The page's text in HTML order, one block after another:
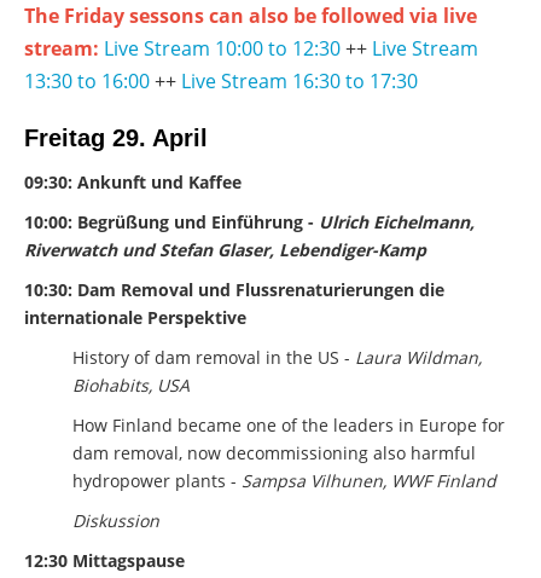
The Friday sessons can also be followed via live
stream: Live Stream 10:00 to 12:30++ Live Stream
13:30 to 16:00++ Live Stream 16:30 to 17:30
Freitag 29. April
09:30: Ankunft und Kaffee
10:00: Begrüßung und Einführung - Ulrich Eichelmann,
Riverwatch und Stefan Glaser, Lebendiger-Kamp
10:30: Dam Removal und Flussrenaturierungen die
internationale Perspektive
History of dam removal in the US - Laura Wildman,
Biohabits, USA
How Finland became one of the leaders in Europe for
dam removal, now decommissioning also harmful
hydropower plants - Sampsa Vilhunen, WWF Finland
Diskussion
12:30 Mittagspause